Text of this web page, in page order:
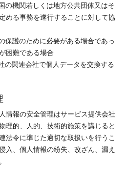
の機関若しくは地方公共団体又はそ
める事務を遂行することに対して協
保護のために必要がある場合であっ
困難である場合
の関連会社で個人データを交換する
情報の安全管理はサービス提供会社
理的、人的、技術的施策を講じると
法令に準じた適切な取扱いを行うこ
入、個人情報の紛失、改ざん、漏え